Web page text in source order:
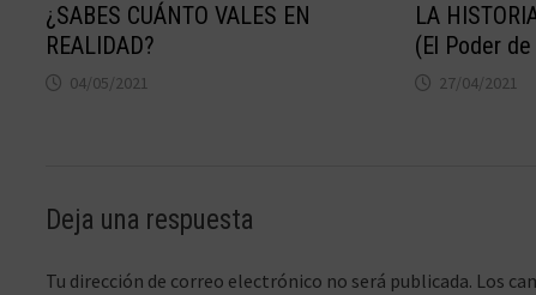
¿SABES CUÁNTO VALES EN
REALIDAD?
04/05/2021
LA
(El Poder
27/04/2021
Deja una respuesta
Tu dirección de correo electrónico no será publicada. Los